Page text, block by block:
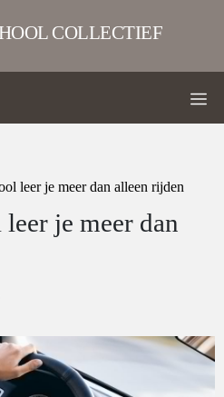
COLLECTIEF
leer je meer dan alleen rijden
je meer dan